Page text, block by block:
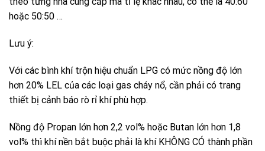
hoặc 50:50 …
Lưu ý:
Với các bình khí trộn hiệu chuẩn LPG có mức nồng độ lớn
hơn 20% LEL của các loại gas cháy nổ, cần phải có trang
thiết bị cảnh báo rò rỉ khí phù hợp.
Nồng độ Propan lớn hơn 2,2 vol% hoặc Butan lớn hơn 1,8
vol% thì khí nền bắt buộc phải là khí KHÔNG CÓ thành phần